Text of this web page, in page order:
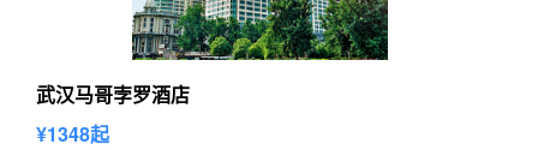
武汉马哥孛罗酒店
¥1348起